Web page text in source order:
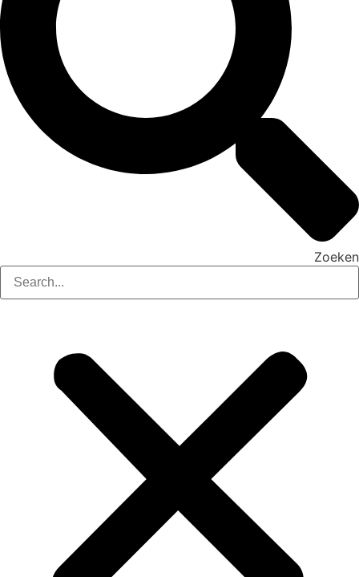
Zoeken